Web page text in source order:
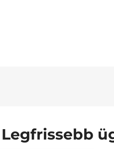
Legfrissebb